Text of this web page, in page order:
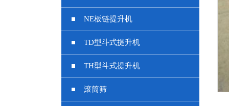
NE板链提升机
TD型斗式提升机
TH型斗式提升机
滚筒筛